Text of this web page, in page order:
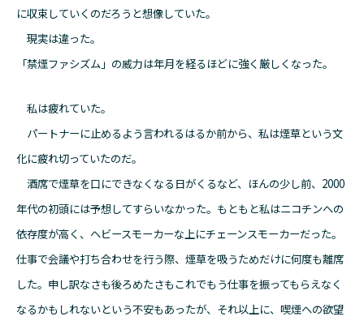
に収束していくのだろうと想像していた。
現実は違った。
「禁煙ファシズム」の威力は年月を経るほどに強く厳しくなった。
私は疲れていた。
パートナーに止めるよう言われるはるか前から、私は煙草という文
化に疲れ切っていたのだ。
酒席で煙草を口にできなくなる日がくるなど、ほんの少し前、2000
年代の初頭には予想してすらいなかった。もともと私はニコチンへの
依存度が高く、ヘビースモーカーな上にチェーンスモーカーだった。
仕事で会議や打ち合わせを行う際、煙草を吸うためだけに何度も離席
した。申し訳なさも後ろめたさもこれでもう仕事を振ってもらえなく
なるかもしれないという不安もあったが、それ以上に、喫煙への欲望